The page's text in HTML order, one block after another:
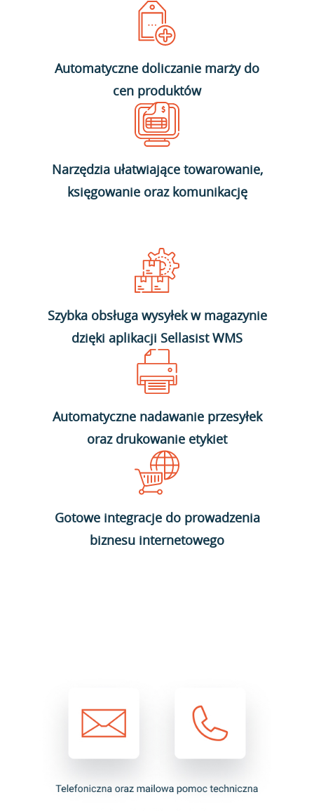
Automatyczne doliczanie marży do
cen produktów
Narzędzia ułatwiające towarowanie,
księgowanie oraz komunikację
Szybka obsługa wysyłek w magazynie
dzięki aplikacji Sellasist WMS
Automatyczne nadawanie przesyłek
oraz drukowanie etykiet
Gotowe integracje do prowadzenia
biznesu internetowego